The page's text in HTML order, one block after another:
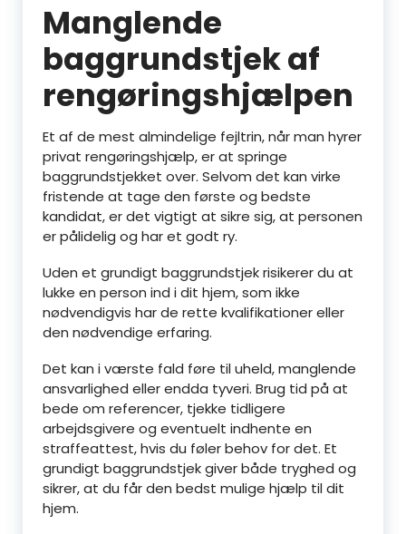
Manglende
baggrundstjek af
rengøringshjælpen
Et af de mest almindelige fejltrin, når man hyrer
privat rengøringshjælp, er at springe
baggrundstjekket over. Selvom det kan virke
fristende at tage den første og bedste
kandidat, er det vigtigt at sikre sig, at personen
er pålidelig og har et godt ry.
Uden et grundigt baggrundstjek risikerer du at
lukke en person ind i dit hjem, som ikke
nødvendigvis har de rette kvalifikationer eller
den nødvendige erfaring.
Det kan i værste fald føre til uheld, manglende
ansvarlighed eller endda tyveri. Brug tid på at
bede om referencer, tjekke tidligere
arbejdsgivere og eventuelt indhente en
straffeattest, hvis du føler behov for det. Et
grundigt baggrundstjek giver både tryghed og
sikrer, at du får den bedst mulige hjælp til dit
hjem.